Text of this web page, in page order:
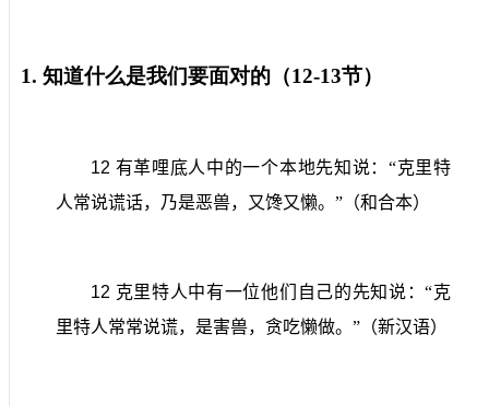
1. 知道什么是我们要面对的（12-13节）
12 有革哩底人中的一个本地先知说：“克里特
人常说谎话，乃是恶兽，又馋又懒。”（和合本）
12 克里特人中有一位他们自己的先知说：“克
里特人常常说谎，是害兽，贪吃懒做。”（新汉语）